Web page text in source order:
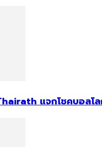
แจกโชคบอลโ